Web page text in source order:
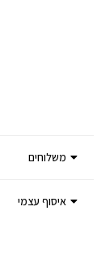
משלוחים
איסוף עצמי